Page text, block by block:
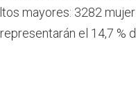
mayores: 3282
el 14,7 %